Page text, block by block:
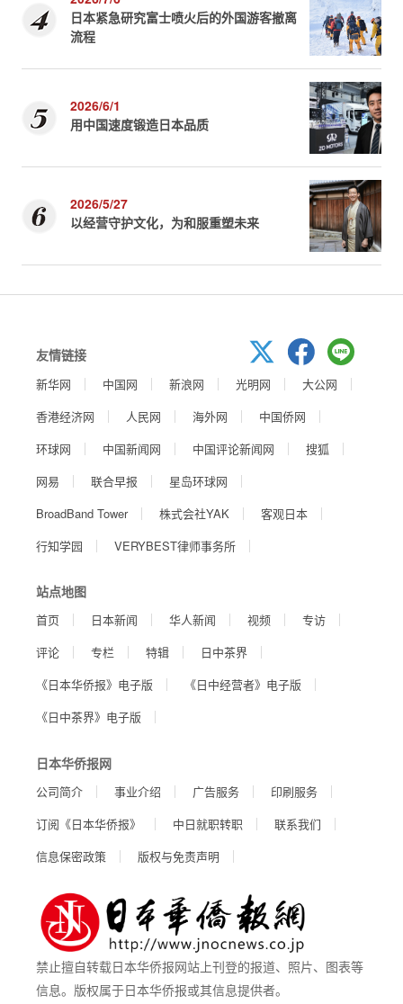
日本紧急研究富士喷火后的外国游客撤离
流程
2026/6/1
用中国速度锻造日本品质
2026/5/27
以经营守护文化，为和服重塑未来
友情链接
新华网 中国网 新浪网 光明网
大公网
香港经济网
人民网 海外网
中国侨网
环球网
中国新闻网 中国评论新闻网
搜狐
网易
联合早报
星岛环球网
BroadBand Tower
株式会社YAK
客观日本
行知学园
VERYBEST律师事务所
站点地图
首页 日本新闻 华人新闻 视频
专访
评论
专栏 特辑
日中茶界
《日本华侨报》电子版
《日中经营者》电子版
《日中茶界》电子版
日本华侨报网
公司简介 事业介绍 广告服务
印刷服务
订阅《日本华侨报》
中日就职转职
联系我们
信息保密政策
版权与免责声明
禁止擅自转载日本华侨报网站上刊登的报道、照片、图表等
信息。版权属于日本华侨报或其信息提供者。